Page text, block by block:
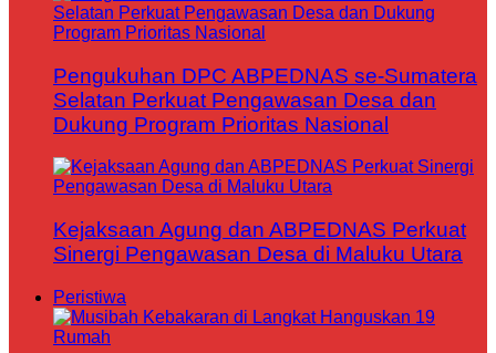
Pengukuhan DPC ABPEDNAS se-Sumatera
Selatan Perkuat Pengawasan Desa dan
Dukung Program Prioritas Nasional
Kejaksaan Agung dan ABPEDNAS Perkuat
Sinergi Pengawasan Desa di Maluku Utara
Peristiwa